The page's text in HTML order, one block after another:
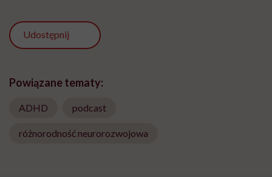
Udostępnij
Powiązane tematy:
ADHD podcast
różnorodność neurorozwojowa